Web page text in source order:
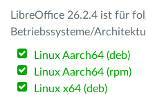
LibreOffice 26.2.4 ist für
Betriebssysteme/
Linux Aarch64 (deb)
Linux Aarch64 (rpm)
Linux x64 (deb)